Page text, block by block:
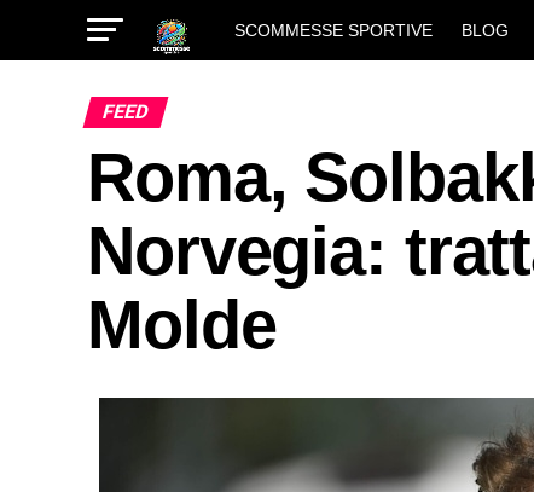
SCOMMESSE SPORTIVE BLOG
FEED
Roma,
Norvegia:
Molde